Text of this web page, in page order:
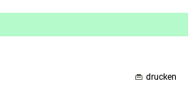
drucken